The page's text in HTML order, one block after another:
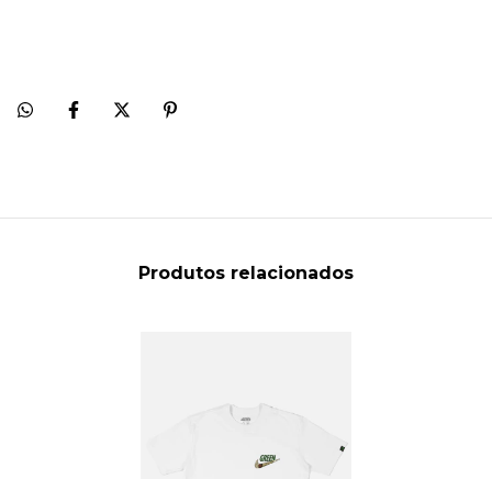
Produtos relacionados